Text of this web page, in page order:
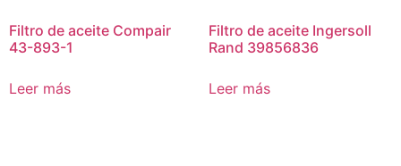
Filtro de aceite Compair
43-893-1
Leer más
Filtro de aceite Ingersoll
Rand 39856836
Leer más